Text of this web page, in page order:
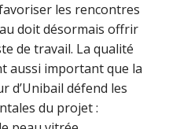
les rencontres
doit désormais offrir
de travail. La qualité
aussi important que la
d’Unibail défend les
du projet :